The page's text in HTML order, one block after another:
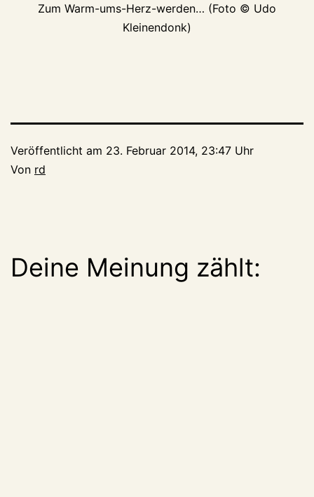
Zum Warm-ums-Herz-werden… (Foto © Udo
Kleinendonk)
Veröffentlicht am 23. Februar 2014, 23:47 Uhr
Von rd
Deine Meinung zählt: